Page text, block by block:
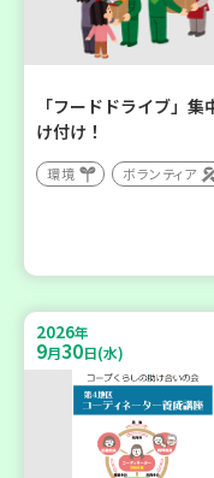
「フードドライブ」集
け付け！
環境 ボランティア
2026年
9月30日(水)